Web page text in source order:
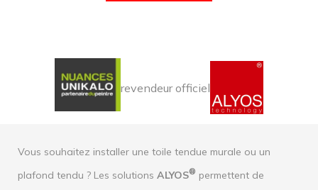
revendeur officiel
Vous souhaitez installer une toile tendue murale ou un
plafond tendu ? Les solutions ALYOS® permettent de